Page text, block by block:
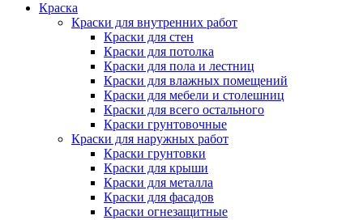
Краска
Краски для внутренних работ
Краски для стен
Краски для потолка
Краски для пола и лестниц
Краски для влажных помещений
Краски для мебели и столешниц
Краски для всего остального
Краски грунтовочные
Краски для наружных работ
Краски грунтовки
Краски для крыши
Краски для металла
Краски для фасадов
Краски огнезащитные